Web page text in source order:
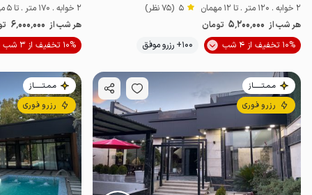
2 خوابه . 120 متر . تا 12 مهمان 5 (75 نظر)
هر شب از 5٬200٬000 تومان
10% تخفیف از 4 شب
100+ رزرو موفق پت‌نواز
2 خوابه . 170 متر . تا 5 مهمان
هر شب از 6٬000٬000
10% تخفیف از 3 شب
مـمـتــــــاز
رزرو فوری
مـمـتــــــاز
رزرو فوری